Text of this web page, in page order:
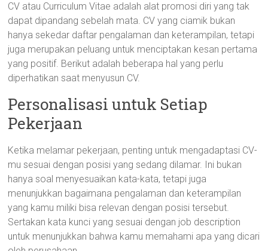
CV atau Curriculum Vitae adalah alat promosi diri yang tak
dapat dipandang sebelah mata. CV yang ciamik bukan
hanya sekedar daftar pengalaman dan keterampilan, tetapi
juga merupakan peluang untuk menciptakan kesan pertama
yang positif. Berikut adalah beberapa hal yang perlu
diperhatikan saat menyusun CV.
Personalisasi untuk Setiap
Pekerjaan
Ketika melamar pekerjaan, penting untuk mengadaptasi CV-
mu sesuai dengan posisi yang sedang dilamar. Ini bukan
hanya soal menyesuaikan kata-kata, tetapi juga
menunjukkan bagaimana pengalaman dan keterampilan
yang kamu miliki bisa relevan dengan posisi tersebut.
Sertakan kata kunci yang sesuai dengan job description
untuk menunjukkan bahwa kamu memahami apa yang dicari